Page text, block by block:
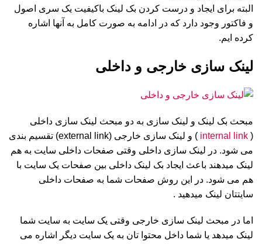
البته برای ایجاد و درست کردن بک لینک باکیفیت یک سری اصول
و فاکتور وجود دارد که در ادامه به صورت کامل به آنها اشاره
کرده ایم.
لینک سازی خارجی و داخلی
مبحث بک لینک و لینک سازی به دو مبحث لینک سازی داخلی
(
internal link
) و لینک سازی خارجی (external link) تقسیم بندی
می شود. در لینک سازی داخلی وقتی صفحات داخلی سایت به هم
لینک میدهند باعث ایجاد بک لینک داخلی بین صفحات یک سایت با
هم می شود. در این روش صفحات شما به صفحات داخلی
سایتتان لینک میدهید .
اما در مبحث لینک سازی خارجی وقتی یک سایت به سایت شما
لینک میدهد یا شما داخل محتوا تان به یک سایت دیگر اشاره می